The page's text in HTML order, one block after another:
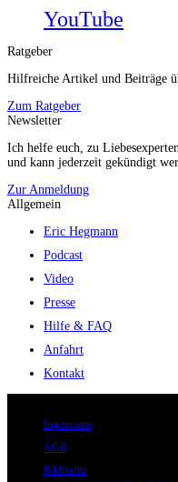
YouTube
Ratgeber
Hilfreiche Artikel und Beiträge
Zum Ratgeber
Newsletter
Ich helfe euch, zu
und kann jederzeit gekündigt
Zur Anmeldung
Allgemein
Eric Hegmann
Podcast
Video
Presse
Hilfe & FAQ
Anfahrt
Kontakt
Impressum
AGB
Bildrechte